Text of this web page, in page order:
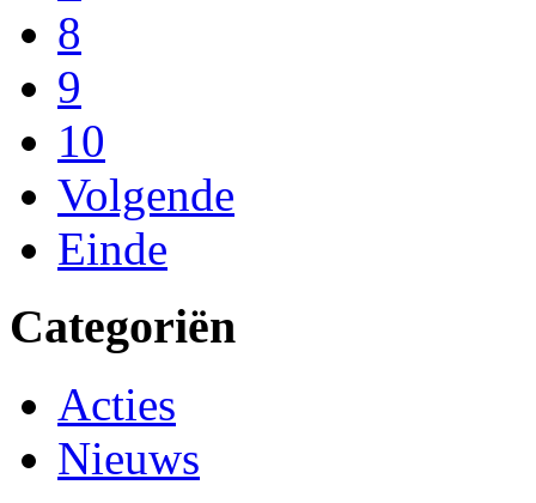
8
9
10
Volgende
Einde
Categoriën
Acties
Nieuws